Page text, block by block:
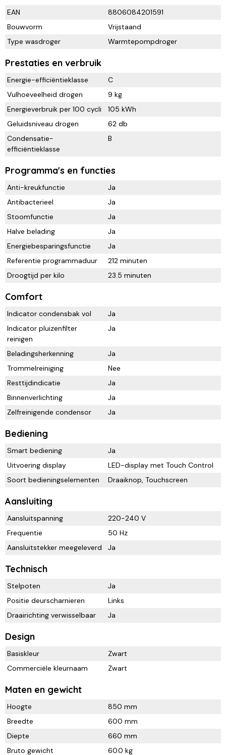
EAN
8806084201591
Bouwvorm
Vrijstaand
Type wasdroger
Warmtepompdroger
Prestaties en verbruik
Energie-efficiëntieklasse
C
Vulhoeveelheid drogen
9 kg
Energieverbruik per 100 cycli
105 kWh
Geluidsniveau drogen
62 db
Condensatie-
efficiëntieklasse
B
Programma's en functies
Anti-kreukfunctie
Ja
Antibacterieel
Ja
Stoomfunctie
Ja
Halve belading
Ja
Energiebesparingsfunctie
Ja
Referentie programmaduur
212 minuten
Droogtijd per kilo
23.5 minuten
Comfort
Indicator condensbak vol
Ja
Indicator pluizenfilter
reinigen
Ja
Beladingsherkenning
Ja
Trommelreiniging
Nee
Resttijdindicatie
Ja
Binnenverlichting
Ja
Zelfreinigende condensor
Ja
Bediening
Smart bediening
Ja
Uitvoering display
LED-display met Touch Control
Soort bedieningselementen
Draaiknop, Touchscreen
Aansluiting
Aansluitspanning
220-240 V
Frequentie
50 Hz
Aansluitstekker meegeleverd
Ja
Technisch
Stelpoten
Ja
Positie deurscharnieren
Links
Draairichting verwisselbaar
Ja
Design
Basiskleur
Zwart
Commerciële kleurnaam
Zwart
Maten en gewicht
Hoogte
850 mm
Breedte
600 mm
Diepte
660 mm
Bruto gewicht
60.0 kg